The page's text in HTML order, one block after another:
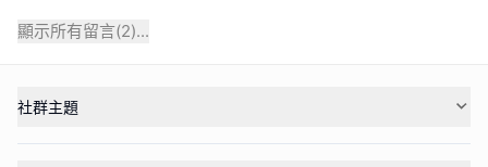
顯示所有留言(2)...
社群主題